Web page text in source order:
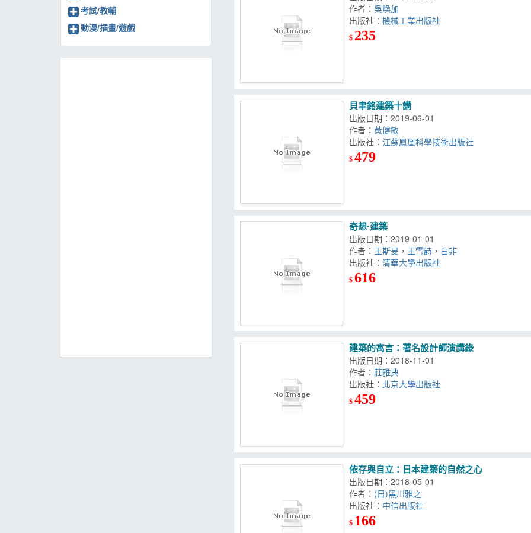
作者：吳煥加
出版社：機械工業出版社
$ 235
貝聿銘建築十講
出版日期：2019-06-01
作者：黃健敏
出版社：江蘇鳳凰科學技術出版社
$479
奇想·建築
出版日期：2019-01-01
作者： 王斯旻 ， 王雪詩 ， 白非
出版社：清華大學出版社
$616
建築的寓言：著名設計師演講錄
出版日期：2018-11-01
作者：莊雅典
出版社： 北京大學出版社
$459
依存與自立：日本建築的自然之心
出版日期：2018-05-01
作者： (日)黑川雅之
出版社： 中信出版社
$ 166
考試/教輔
動漫/插畫/遊戲